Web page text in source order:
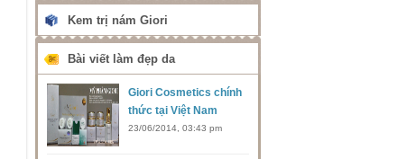
Kem trị nám Giori
Bài viết làm đẹp da
Giori Cosmetics chính
thức tại Việt Nam
23/06/2014, 03:43 pm